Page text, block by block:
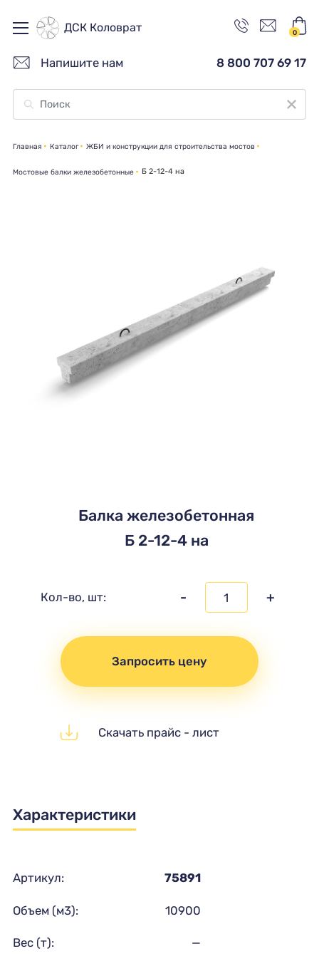
ДСК Коловрат 0
Напишите нам 8 800 707 69 17
Главная Каталог ЖБИ и конструкции для строительства мостов
Мостовые балки железобетонные Б 2-12-4 на
Балка железобетонная
Б 2-12-4 на
Кол-во, шт: - +
Запросить цену
Скачать прайс - лист
Характеристики
Артикул: 75891
Объем (м3): 10900
Вес (т): —